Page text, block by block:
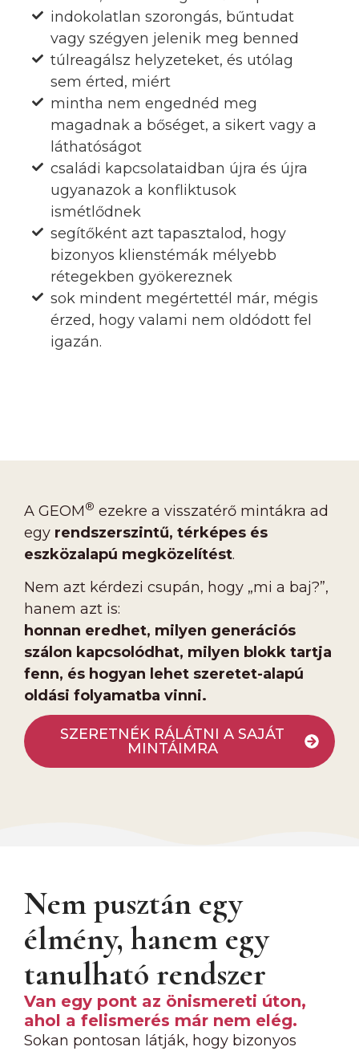
indokolatlan szorongás, bűntudat
vagy szégyen jelenik meg benned
túlreagálsz helyzeteket, és utólag
sem érted, miért
mintha nem engednéd meg
magadnak a bőséget, a sikert vagy a
láthatóságot
családi kapcsolataidban újra és újra
ugyanazok a konfliktusok
ismétlődnek
segítőként azt tapasztalod, hogy
bizonyos klienstémák mélyebb
rétegekben gyökereznek
sok mindent megértettél már, mégis
érzed, hogy valami nem oldódott fel
igazán.
A GEOM® ezekre a visszatérő mintákra ad
egy rendszerszintű, térképes és
eszközalapú megközelítést.
Nem azt kérdezi csupán, hogy „mi a baj?”,
hanem azt is:
honnan eredhet, milyen generációs
szálon kapcsolódhat, milyen blokk tartja
fenn, és hogyan lehet szeretet-alapú
oldási folyamatba vinni.
SZERETNÉK RÁLÁTNI A SAJÁT
MINTÁIMRA
Nem pusztán egy
élmény, hanem egy
tanulható rendszer
Van egy pont az önismereti úton,
ahol a felismerés már nem elég.
Sokan pontosan látják, hogy bizonyos